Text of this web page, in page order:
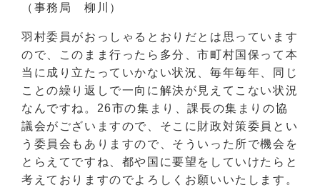
（事務局 柳川）
羽村委員がおっしゃるとおりだとは思っています
ので、このまま行ったら多分、市町村国保って本
当に成り立たっていかない状況、毎年毎年、同じ
ことの繰り返しで一向に解決が見えてこない状況
なんですね。26市の集まり、課長の集まりの協
議会がございますので、そこに財政対策委員とい
う委員会もありますので、そういった所で機会を
とらえてですね、都や国に要望をしていけたらと
考えておりますのでよろしくお願いいたします。